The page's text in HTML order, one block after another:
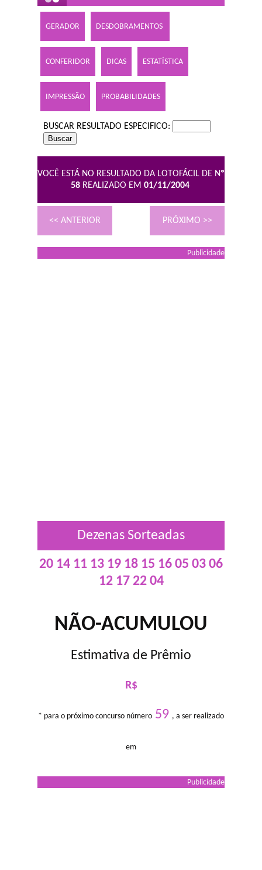
GERADOR DESDOBRAMENTOS
CONFERIDOR DICAS ESTATÍSTICA
IMPRESSÃO PROBABILIDADES
BUSCAR RESULTADO ESPECIFICO:
VOCÊ ESTÁ NO RESULTADO DA LOTOFÁCIL DE Nº
58 REALIZADO EM 01/11/2004
<< ANTERIOR PRÓXIMO >>
Publicidade
Dezenas Sorteadas
20 14 11 13 19 18 15 16 05 03 06
12 17 22 04
NÃO-ACUMULOU
Estimativa de Prêmio
R$
* para o próximo concurso número 59 , a ser realizado
em
Publicidade